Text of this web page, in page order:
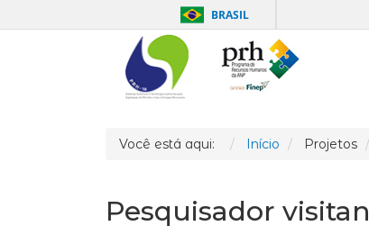
BRASIL
Você está aqui: Início Projetos
Pesquisador